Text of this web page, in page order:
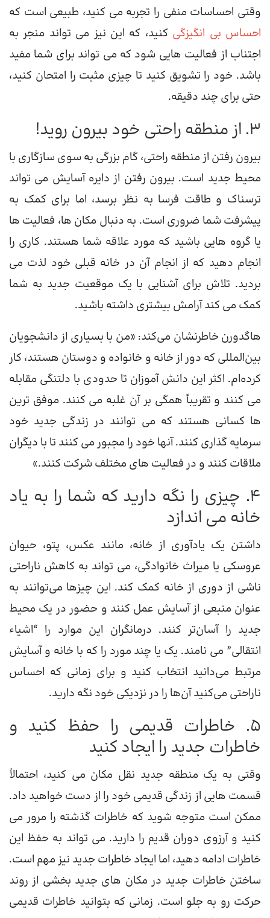
وقتی احساسات منفی را تجربه می کنید، طبیعی است که
احساس بی انگیزگی کنید، که این نیز می تواند منجر به
اجتناب از فعالیت هایی شود که می تواند برای شما مفید
باشد. خود را تشویق کنید تا چیزی مثبت را امتحان کنید،
حتی برای چند دقیقه.
3. از منطقه راحتی خود بیرون روید!
بیرون رفتن از منطقه راحتی، گام بزرگی به سوی سازگاری با
محیط جدید است. بیرون رفتن از دایره آسایش می تواند
ترسناک و طاقت فرسا به نظر برسد، اما برای کمک به
پیشرفت شما ضروری است. به دنبال مکان ها، فعالیت ها
یا گروه هایی باشید که مورد علاقه شما هستند. کاری را
انجام دهید که از انجام آن در خانه قبلی خود لذت می
بردید. تلاش برای آشنایی با یک موقعیت جدید به شما
کمک می کند آرامش بیشتری داشته باشید.
هاگدورن خاطرنشان می‌کند: «من با بسیاری از دانشجویان
بین‌المللی که دور از خانه و خانواده و دوستان هستند، کار
کرده‌ام. اکثر این دانش آموزان تا حدودی با دلتنگی مقابله
می کنند و تقریباً همگی بر آن غلبه می کنند. موفق ترین
ها کسانی هستند که می توانند در زندگی جدید خود
سرمایه گذاری کنند. آنها خود را مجبور می کنند تا با دیگران
ملاقات کنند و در فعالیت های مختلف شرکت کنند.»
4. چیزی را نگه دارید که شما را به یاد
خانه می اندازد
داشتن یک یادآوری از خانه، مانند عکس، پتو، حیوان
عروسکی یا میراث خانوادگی، می تواند به کاهش ناراحتی
ناشی از دوری از خانه کمک کند. این چیزها می‌توانند به
عنوان منبعی از آسایش عمل کنند و حضور در یک محیط
جدید را آسان‌تر کنند. درمانگران این موارد را “اشیاء
انتقالی” می نامند. یک یا چند مورد را که با خانه و آسایش
مرتبط می‌دانید انتخاب کنید و برای زمانی که احساس
ناراحتی می‌کنید آن‌ها را در نزدیکی خود نگه دارید.
5. خاطرات قدیمی را حفظ کنید و
خاطرات جدید را ایجاد کنید
وقتی به یک منطقه جدید نقل مکان می کنید، احتمالاً
قسمت هایی از زندگی قدیمی خود را از دست خواهید داد.
ممکن است متوجه شوید که خاطرات گذشته را مرور می
کنید و آرزوی دوران قدیم را دارید. می تواند به حفظ این
خاطرات ادامه دهید، اما ایجاد خاطرات جدید نیز مهم است.
ساختن خاطرات جدید در مکان های جدید بخشی از روند
حرکت رو به جلو است. زمانی که بتوانید خاطرات قدیمی